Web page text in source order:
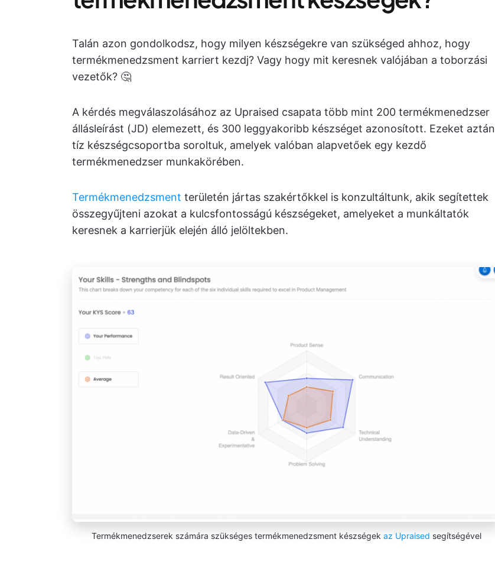
Talán azon gondolkodsz, hogy milyen készségekre van szükséged ahhoz, hogy
termékmenedzsment karriert kezdj? Vagy hogy mit keresnek valójában a toborzási
vezetők? 🤔
A kérdés megválaszolásához az Upraised csapata több mint 200 termékmenedzser
állásleírást (JD) elemezett, és 300 leggyakoribb készséget azonosított. Ezeket aztán
tíz készségcsoportba soroltuk, amelyek valóban alapvetőek egy kezdő
termékmenedzser munkakörében.
Termékmenedzsment területén jártas szakértőkkel is konzultáltunk, akik segítettek
összegyűjteni azokat a kulcsfontosságú készségeket, amelyeket a munkáltatók
keresnek a karrierjük elején álló jelöltekben.
Termékmenedzserek számára szükséges termékmenedzsment készségek az Upraised segítségével